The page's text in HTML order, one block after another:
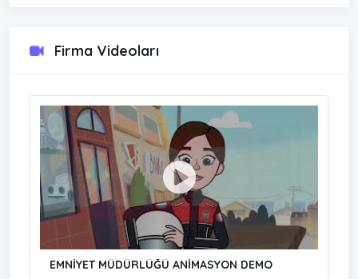
Firma Videoları
EMNİYET MÜDÜRLÜĞÜ ANİMASYON DEMO